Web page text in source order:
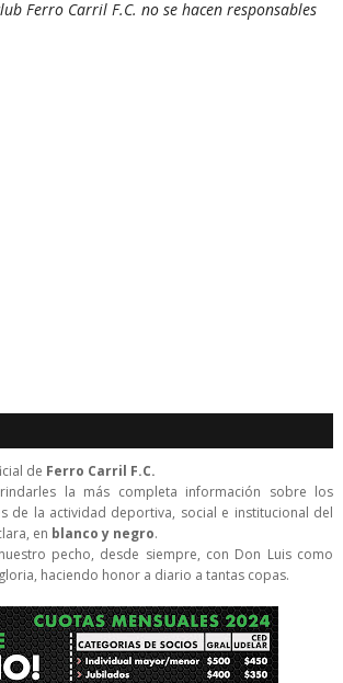
Ferro Carril F.C. no se hacen responsables
de Ferro Carril F.C.
la más completa información sobre los
de la actividad deportiva, social e institucional del
en blanco y negro.
pecho, desde siempre, con Don Luis como
haciendo honor a diario a tantas copas.